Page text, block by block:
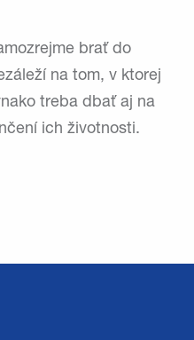
brať do
na tom, v ktorej
treba dbať aj na
ich životnosti.